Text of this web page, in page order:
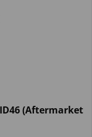
(Aftermarket